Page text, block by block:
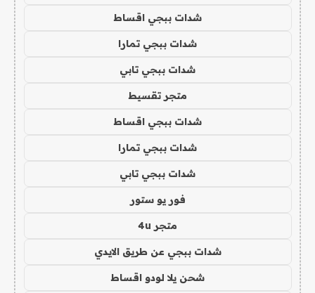
شدات ببجي اقساط
شدات ببجي تمارا
شدات ببجي تابي
متجر تقسيط
شدات ببجي اقساط
شدات ببجي تمارا
شدات ببجي تابي
فور يو ستور
متجر 4u
شدات ببجي عن طريق الايدي
شحن يلا لودو اقساط